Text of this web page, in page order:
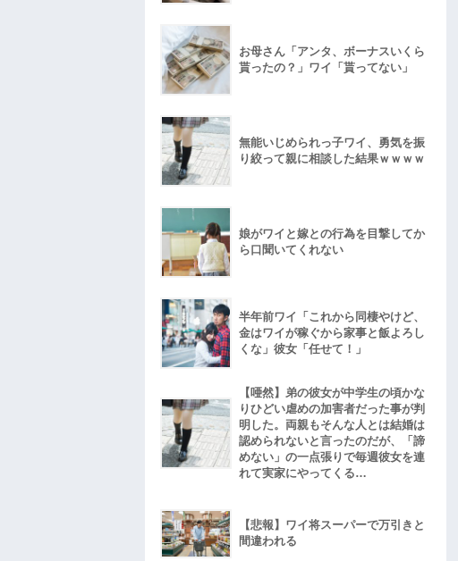
お母さん「アンタ、ボーナスいくら
貰ったの？」ワイ「貰ってない」
無能いじめられっ子ワイ、勇気を振
り絞って親に相談した結果ｗｗｗｗ
娘がワイと嫁との行為を目撃してか
ら口聞いてくれない
半年前ワイ「これから同棲やけど、
金はワイが稼ぐから家事と飯よろし
くな」彼女「任せて！」
【唖然】弟の彼女が中学生の頃かな
りひどい虐めの加害者だった事が判
明した。両親もそんな人とは結婚は
認められないと言ったのだが、「諦
めない」の一点張りで毎週彼女を連
れて実家にやってくる…
【悲報】ワイ将スーパーで万引きと
間違われる